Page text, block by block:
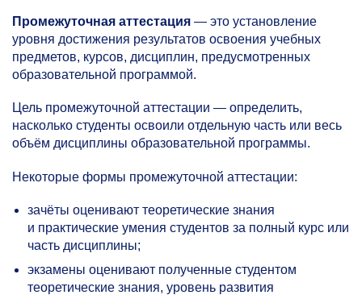
Промежуточная аттестация — это установление
уровня достижения результатов освоения учебных
предметов, курсов, дисциплин, предусмотренных
образовательной программой.
Цель промежуточной аттестации — определить,
насколько студенты освоили отдельную часть или весь
объём дисциплины образовательной программы.
Некоторые формы промежуточной аттестации:
зачёты оценивают теоретические знания
и практические умения студентов за полный курс или
часть дисциплины;
экзамены оценивают полученные студентом
теоретические знания, уровень развития